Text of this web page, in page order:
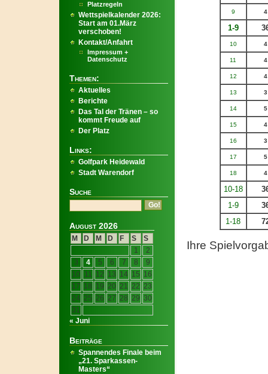
9 4
1-9
10 4
11 4
12 4
13 3
14 5
15 4
16 3
17 5
18 4
10-18
1-9
1-18
Ihre
Platzregeln
Wettspielkalender 2026:
Start am 01.März
verschoben!
Kontakt/Anfahrt
Impressum +
Datenschutz
Themen:
Aktuelles
Berichte
Das Tal der Tränen – so
kommt Freude auf
Der Platz
Links:
Golfpark Heidewald
Stadt Warendorf
Suche
August 2026
M D M D F S
S
1
2
3
4 5 6 7 8
9
10
11 12 13 14 15 16
17 18 19 20 21 22 23
24 25 26 27 28 29 30
31
« Juni
Beiträge
Spannendes Finale beim
„21. Sparkassen-
Masters“